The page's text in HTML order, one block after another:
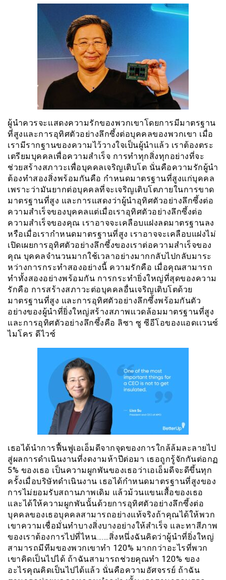
ผู้นำควรจะเเสดงความรักของพวกเขาโดยการมีมาตรฐาน
ที่สูงและการอุทิศตัวอย่างลึกซึ้งต่อบุคคลของพวกเขา เมื่อ
เรามีรากฐานของความไว้วางใจเป็นผู้นำแล้ว เราต้องตระ
เตรียมบุคคลเพื่อความสำเร็จ การทำทุกสิ่งทุกอย่างที่จะ
ช่วยสร้างสภาวะเพื่อบุคคลเจริญเติบโต นั่นคือความรักผู้นำ
ต้องทำสองสิ่งพร้อมกันคือ กำหนดมาตรฐานที่สูงแก่บุคคล
เพราะว่ามันยากต่อบุคคลที่จะเจริญเติบโตภายในการขาด
มาตรฐานที่สูง และการแสดงว่าผู้นำอุทิศตัวอย่างลึกซึ้งต่อ
ความสำเร็จของบุคคลแต่เมื่อเราอุทิศตัวอย่างลึกซึ้งต่อ
ความสำเร็จของคุณ เราอาจจะเคลือบแฝงลดมาตรฐานลง
หรือเมื่อเรากำหนดมาตรฐานที่สูง เราอาจจะเคลือบแฝงไม่
เปิดเผยการอุทิศตัวอย่างลึกซึ้งของเราต่อความสำเร็จของ
คุณ บุคคลจำนวนมากใช้เวลาอย่างมากกลับไปกลับมาระ
หว่างการกระทำสองอย่างนี้ ความรักคือ เมื่อคุณสามารถ
ทำทั้งสองอย่างพร้อมกัน การกระทำยิ่งใหญ่ที่สุดของความ
รักคือ การสร้างสภาวะต่อบุคคลอื่นเจริญเติบโตด้วย
มาตรฐานที่สูง และการอุทิศตัวอย่างลึกซึ้งพร้อมกันตัว
อย่างของผู้นำที่ยิ่งใหญ่สร้างสภาพเเวดล้อมมาตรฐานที่สูง
และการอุทิศตัวอย่างลึกซึ้งคือ ลิซา ซู ซีอีโอของแอดเเวนซ์
ไมโคร ดีไวซ์
เธอได้นำการฟื้นฟูเอเอ็มดีจากจุดของการใกล้ล้มละลายไป
สู่ผลการดำเนินงานที่งดงามห้าปีต่อมา เธอถูกรู้จักกันต่อกฏ
5% ของเธอ เป็นความผูกพันของเธอว่าเอเอ็มดีจะดีขึ้นทุก
ครั้งเมื่อบริษัทดำเนินงาน เธอได้กำหนดมาตรฐานที่สูงของ
การไม่ยอมรับสถานภาพเดิม แล้วม้วนแขนเสื้อของเธอ
และได้ให้ความผูกพันนั้นด้วยการอุทิศตัวอย่างลึกซึ้งต่อ
บุคคลของเธอบุคคลสามารถอย่างแท้จริงถ้าคุณได้ให้พวก
เขาความเชื่อมั่นทำบางสิ่งบางอย่างให้สำเร็จ และทาสีภาพ
ของเราต้องการไปที่ไหน…….สิ่งหนึ่งฉันคิดว่าผู้นำที่ยิ่งใหญ่
สามารถมีทีมของพวกเขาทำ 120% มากกว่าอะไรที่พวก
เขาคิดเป็นไปได้ ถ้าฉันสามารถช่วยคุณทำ 120% ของ
อะไรคุณคิดเป็นไปได้แล้ว นั่นคือความอัศจรรย์ ถ้าฉัน